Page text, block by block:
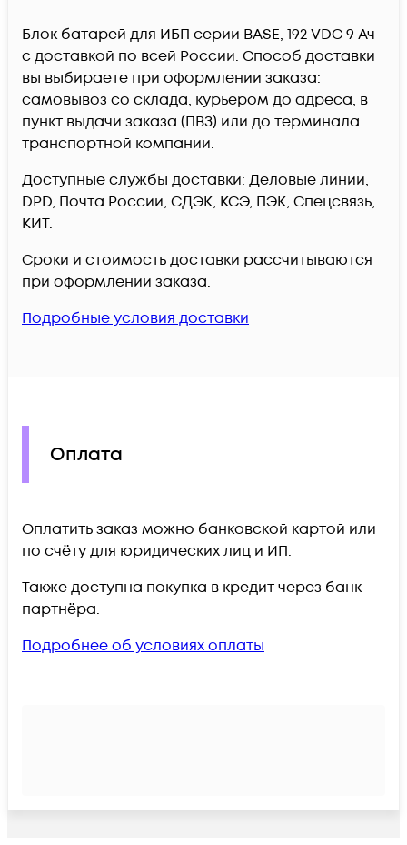
Блок батарей для ИБП серии BASE, 192 VDC 9 Ач
c доставкой по всей России. Способ доставки
вы выбираете при оформлении заказа:
самовывоз со склада, курьером до адреса, в
пункт выдачи заказа (ПВЗ) или до терминала
транспортной компании.
Доступные службы доставки: Деловые линии,
DPD, Почта России, СДЭК, КСЭ, ПЭК, Спецсвязь,
КИТ.
Сроки и стоимость доставки рассчитываются
при оформлении заказа.
Подробные условия доставки
Оплата
Оплатить заказ можно банковской картой или
по счёту для юридических лиц и ИП.
Также доступна покупка в кредит через банк-
партнёра.
Подробнее об условиях оплаты